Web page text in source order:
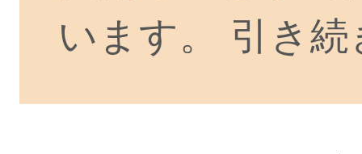
います。 引き